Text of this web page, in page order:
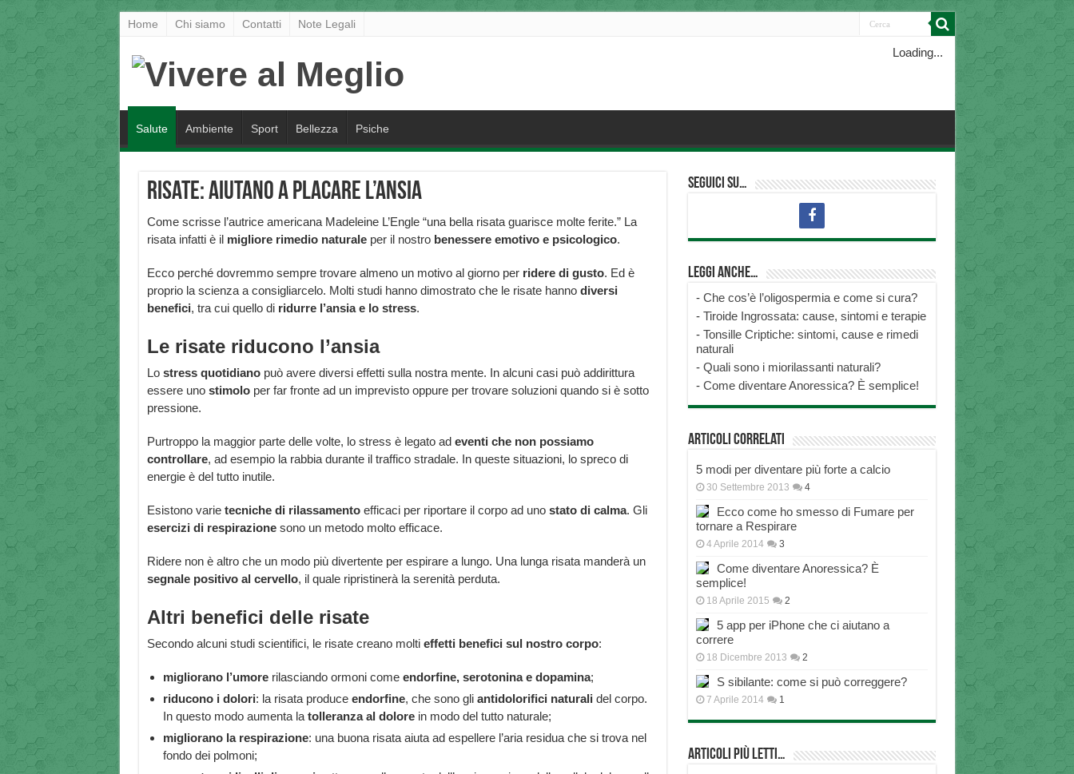
Home Chi siamo Contatti Note Legali
Loading...
Salute Ambiente Sport Bellezza Psiche
Risate: aiutano a placare l’ansia
Come scrisse l’autrice americana Madeleine L’Engle “una bella risata guarisce molte ferite.” La
risata infatti è il migliore rimedio naturaleper il nostro benessere emotivo e psicologico.
Ecco perché dovremmo sempre trovare almeno un motivo al giorno per ridere di gusto. Ed è
proprio la scienza a consigliarcelo. Molti studi hanno dimostrato che le risate hanno diversi
benefici, tra cui quello di ridurre l’ansia e lo stress.
Le risate riducono l’ansia
Lo stress quotidianopuò avere diversi effetti sulla nostra mente. In alcuni casi può addirittura
essere uno stimoloper far fronte ad un imprevisto oppure per trovare soluzioni quando si è sotto
pressione.
Purtroppo la maggior parte delle volte, lo stress è legato ad eventi che non possiamo
controllare, ad esempio la rabbia durante il traffico stradale. In queste situazioni, lo spreco di
energie è del tutto inutile.
Esistono varie tecniche di rilassamentoefficaci per riportare il corpo ad uno stato di calma. Gli
esercizi di respirazionesono un metodo molto efficace.
Ridere non è altro che un modo più divertente per espirare a lungo. Una lunga risata manderà un
segnale positivo al cervello, il quale ripristinerà la serenità perduta.
Altri benefici delle risate
Secondo alcuni studi scientifici, le risate creano molti effetti benefici sul nostro corpo:
migliorano l’umorerilasciando ormoni come endorfine, serotonina e dopamina;
riducono i dolori: la risata produce endorfine, che sono gli antidolorifici naturali del corpo.
In questo modo aumenta la tolleranza al dolorein modo del tutto naturale;
migliorano la respirazione: una buona risata aiuta ad espellere l’aria residua che si trova nel
fondo dei polmoni;
Seguici su…
Leggi anche…
- Che cos’è l’oligospermia e come si cura?
- Tiroide Ingrossata: cause, sintomi e terapie
- Tonsille Criptiche: sintomi, cause e rimedi
naturali
- Quali sono i miorilassanti naturali?
- Come diventare Anoressica? È semplice!
Articoli correlati
5 modi per diventare più forte a calcio
30 Settembre 2013 4
Ecco come ho smesso di Fumare per
tornare a Respirare
4 Aprile 2014 3
Come diventare Anoressica? È
semplice!
18 Aprile 2015 2
5 app per iPhone che ci aiutano a
correre
18 Dicembre 2013 2
S sibilante: come si può correggere?
7 Aprile 2014 1
Articoli più Letti…